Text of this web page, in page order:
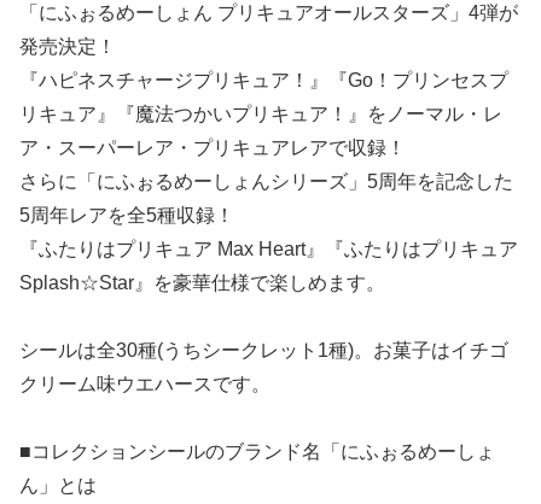
「にふぉるめーしょん プリキュアオールスターズ」4弾が
発売決定！
『ハピネスチャージプリキュア！』『Go！プリンセスプ
リキュア』『魔法つかいプリキュア！』をノーマル・レ
ア・スーパーレア・プリキュアレアで収録！
さらに「にふぉるめーしょんシリーズ」5周年を記念した
5周年レアを全5種収録！
『ふたりはプリキュア Max Heart』『ふたりはプリキュア
Splash☆Star』を豪華仕様で楽しめます。
シールは全30種(うちシークレット1種)。お菓子はイチゴ
クリーム味ウエハースです。
■コレクションシールのブランド名「にふぉるめーしょ
ん」とは